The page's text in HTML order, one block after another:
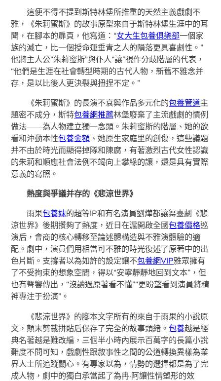
這便不得不提到斯特林堡所推重的天然主義戲劇不
雅，《朱莉蜜斯》的故事原型來自于斯特林堡生涯中的耳
聞，在腳本的扉頁，他寫道：“女大生包養俱樂部一個家
族的滅亡，比一個授命運垂青之人的隕落更具喜劇性。”
他將主人公“朱莉蜜斯”與仆人“讓”視作分歧階層的代表，
“他們是生涯在社會轉型時期的古代人物，新舊不雅念并
存，是以比後人更決裂與扭捏不定。”
《朱莉蜜斯》的長演不衰與作品多元化的包養管道主
題密不成分，斯特包養網推薦林堡廢棄了主流戲劇的慣例
做法——為人物建立獨一念頭。朱莉蜜斯的階層、她的欲
看和沖動本性包養金額 、她原生家庭里的創傷，這些議題
并不由於時光而顯得掉隊和陳腐，有著激烈古代女性認識
的朱莉和順應社會法例不竭向上攀緣的讓，還是具有實際
意義的寫照。
熱度與爭議并存的《悲涼世界》
雨果包養妹的超等IP和有名演員劉燁都讓舞臺劇《悲
涼世界》後期攢夠了熱度，近日在滬開啟全國包養價格巡
演后，會商的核心轉移至論述體構造與不雅演體驗的適
配。劇中，演員們用相當可不雅的時光復述了原著中的出
色片斷。支撐者以為如許的設定讓不包養網VIP雅眾擁有
了不受拘束的想象空間，得以“安寧靜靜地回到文本”，但
也有聲響傳出，“沒讀過原著看不懂”“更盼望看到演員將精
神專注于扮演”。
《悲涼世界》的腳本文字所有的來自于雨果的小說原
文，顛末剪裁拼貼后保存了完全的故事頭緒。包養越是經
典名著越是難改編，三個半小時內展示百萬字的長篇小說
難度不問可知，戲劇性跟敘事性之間的公道轉換異樣為業
界人士所追蹤關心。有專家以為，情勢的選擇都是為了完
成人物，劇中的獨白承當起了為冉·阿讓性情塑形的效